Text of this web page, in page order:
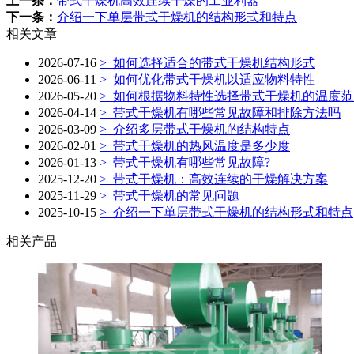
下一条： 介绍一下单层带式干燥机的结构形式和特点
相关文章
2026-07-16 > 如何选择适合的带式干燥机结构形式
2026-06-11 > 如何优化带式干燥机以适应物料特性
2026-05-20 > 如何根据物料特性选择带式干燥机的温度
2026-04-14 > 带式干燥机有哪些常见故障和排除方法吗
2026-03-09 > 介绍多层带式干燥机的结构特点
2026-02-01 > 带式干燥机的热风温度是多少度
2026-01-13 > 带式干燥机有哪些常见故障?
2025-12-20 > 带式干燥机：高效连续的干燥解决方案
2025-11-29 > 带式干燥机的常见问题
2025-10-15 > 介绍一下单层带式干燥机的结构形式和特点
相关产品